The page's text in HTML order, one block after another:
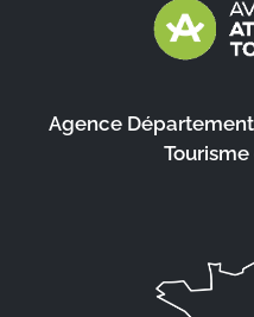
Agence
Tourisme